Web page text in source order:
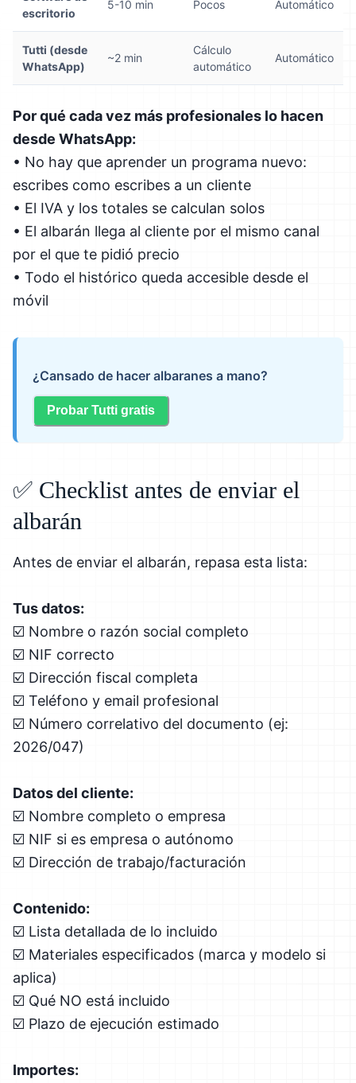
escritorio
5-10 min Pocos Automático
Tutti (desde
WhatsApp)
~2 min
Cálculo
automático
Automático
Por qué cada vez más profesionales lo hacen
desde WhatsApp:
• No hay que aprender un programa nuevo:
escribes como escribes a un cliente
• El IVA y los totales se calculan solos
• El albarán llega al cliente por el mismo canal
por el que te pidió precio
• Todo el histórico queda accesible desde el
móvil
¿Cansado de hacer albaranes a mano?
Probar Tutti gratis
✅ Checklist antes de enviar el
albarán
Antes de enviar el albarán, repasa esta lista:
Tus datos:
☑️ Nombre o razón social completo
☑️ NIF correcto
☑️ Dirección fiscal completa
☑️ Teléfono y email profesional
☑️ Número correlativo del documento (ej:
2026/047)
Datos del cliente:
☑️ Nombre completo o empresa
☑️ NIF si es empresa o autónomo
☑️ Dirección de trabajo/facturación
Contenido:
☑️ Lista detallada de lo incluido
☑️ Materiales especificados (marca y modelo si
aplica)
☑️ Qué NO está incluido
☑️ Plazo de ejecución estimado
Importes: